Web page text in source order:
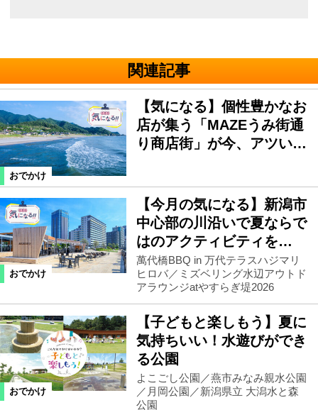
関連記事
おでかけ
【気になる】個性豊かなお
店が集う「MAZEうみ街通
り商店街」が今、アツい…
おでかけ
【今月の気になる】新潟市
中心部の川沿いで夏ならで
はのアクティビティを…
萬代橋BBQ in 万代テラスハジマリ
ヒロバ／ミズベリング水辺アウトド
アラウンジatやすらぎ堤2026
おでかけ
【子どもと楽しもう】夏に
気持ちいい！水遊びができ
る公園
よこごし公園／燕市みなみ親水公園
／月岡公園／新潟県立 大潟水と森
公園